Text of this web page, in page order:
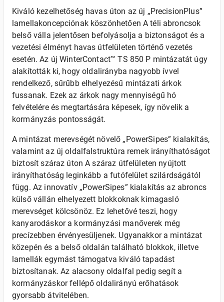
Kiváló kezelhetőség havas úton az új „PrecisionPlus”
lamellakoncepciónak köszönhetően A téli abroncsok
belső válla jelentősen befolyásolja a biztonságot és a
vezetési élményt havas útfelületen történő vezetés
esetén. Az új WinterContact™ TS 850 P mintázatát úgy
alakították ki, hogy oldalirányba nagyobb ívvel
rendelkező, sűrűbb elhelyezésű mintázati árkok
fussanak. Ezek az árkok nagy mennyiségű hó
felvételére és megtartására képesek, így növelik a
kormányzás pontosságát.
A mintázat merevségét növelő „PowerSipes” kialakítás,
valamint az új oldalfalstruktúra remek irányíthatóságot
biztosít száraz úton A száraz útfelületen nyújtott
irányíthatóság leginkább a futófelület szilárdságától
függ. Az innovatív „PowerSipes” kialakítás az abroncs
külső vállán elhelyezett blokkoknak kimagasló
merevséget kölcsönöz. Ez lehetővé teszi, hogy
kanyarodáskor a kormányzási manőverek még
precízebben érvényesüljenek. Ugyanakkor a mintázat
közepén és a belső oldalán található blokkok, illetve
lamellák egymást támogatva kiváló tapadást
biztosítanak. Az alacsony oldalfal pedig segít a
kormányzáskor fellépő oldalirányú erőhatások
gyorsabb átvitelében.